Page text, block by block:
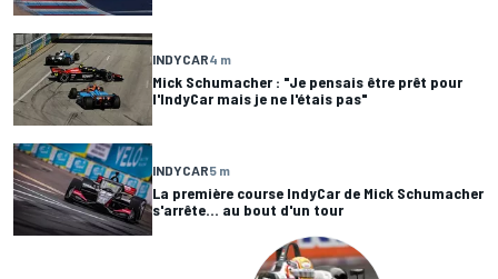
INDYCAR4 m
Mick Schumacher : "Je pensais être prêt pour
l'IndyCar mais je ne l'étais pas"
INDYCAR5 m
La première course IndyCar de Mick Schumacher
s'arrête... au bout d'un tour